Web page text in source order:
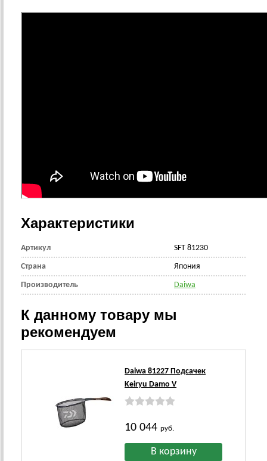
Характеристики
Артикул SFT 81230
Страна Япония
Производитель Daiwa
К данному товару мы
рекомендуем
Daiwa 81227 Подсачек
Keiryu Damo V
10 044руб.